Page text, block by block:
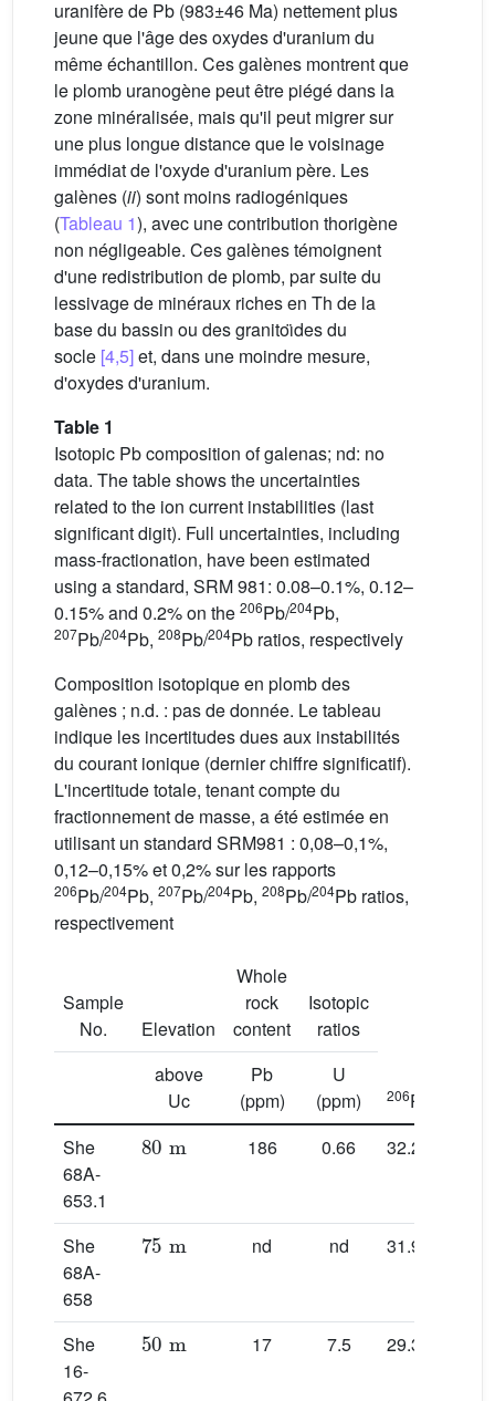
uranifère de Pb (983±46 Ma) nettement plus
jeune que l'âge des oxydes d'uranium du
même échantillon. Ces galènes montrent que
le plomb uranogène peut être piégé dans la
zone minéralisée, mais qu'il peut migrer sur
une plus longue distance que le voisinage
immédiat de l'oxyde d'uranium père. Les
galènes (ii) sont moins radiogéniques
(Tableau 1), avec une contribution thorigène
non négligeable. Ces galènes témoignent
d'une redistribution de plomb, par suite du
lessivage de minéraux riches en Th de la
base du bassin ou des granitoı̈des du
socle [4,5]et, dans une moindre mesure,
d'oxydes d'uranium.
Table 1
Isotopic Pb composition of galenas; nd: no
data. The table shows the uncertainties
related to the ion current instabilities (last
significant digit). Full uncertainties, including
mass-fractionation, have been estimated
using a standard, SRM 981: 0.08–0.1%, 0.12–
0.15% and 0.2% on the 206Pb/204Pb,
207Pb/204Pb, 208Pb/204Pb ratios, respectively
Composition isotopique en plomb des
galènes ; n.d. : pas de donnée. Le tableau
indique les incertitudes dues aux instabilités
du courant ionique (dernier chiffre significatif).
L'incertitude totale, tenant compte du
fractionnement de masse, a été estimée en
utilisant un standard SRM981 : 0,08–0,1%,
0,12–0,15% et 0,2% sur les rapports
206Pb/204Pb, 207Pb/204Pb, 208Pb/204Pb ratios,
respectivement
Sample
No.
Elevation
Whole
rock
content
Isotopic
ratios
above
Uc
Pb
(ppm)
U
(ppm)
206Pb/
She
68A-
653.1
80m
186 0.66 32.264 ± 3
She
68A-
658
75m
nd nd 31.945 ± 12
She
16-
50m
17 7.5 29.396 ± 2